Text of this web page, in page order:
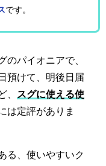
です。
のパイオニアで、
預けて、明後日届
、
スグに使える使
は定評がありま
る、使いやすいク